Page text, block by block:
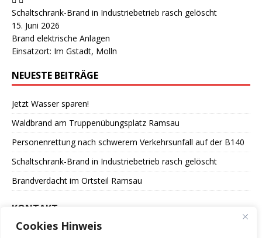
Cookies Hinweis
Schaltschrank-Brand in Industriebetrieb rasch gelöscht
15. Juni 2026
Brand elektrische Anlagen
Einsatzort: Im Gstadt, Molln
NEUESTE BEITRÄGE
Jetzt Wasser sparen!
Waldbrand am Truppenübungsplatz Ramsau
Personenrettung nach schwerem Verkehrsunfall auf der B140
Schaltschrank-Brand in Industriebetrieb rasch gelöscht
Brandverdacht im Ortsteil Ramsau
KONTAKT